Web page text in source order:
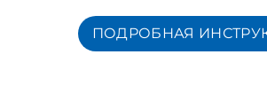
ПОДРОБНАЯ